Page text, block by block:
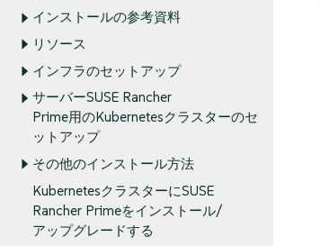
インストールの参考資料
リソース
インフラのセットアップ
サーバーSUSE Rancher
Prime用のKubernetesクラスターのセ
ットアップ
その他のインストール方法
KubernetesクラスターにSUSE
Rancher Primeをインストール/
アップグレードする